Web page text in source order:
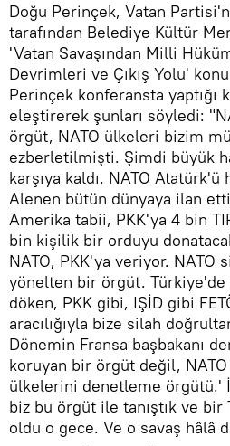
Doğu Perinçek, Vatan
tarafından Belediye Kültür
'Vatan Savaşından Milli
Devrimleri ve Çıkış Yolu'
Perinçek konferansta yaptığı
eleştirerek şunları söyledi:
örgüt, NATO ülkeleri bizim
ezberletilmişti. Şimdi büyük
karşıya kaldı. NATO
Alenen bütün dünyaya ilan
Amerika tabii, PKK'ya 4 bin
bin kişilik bir orduyu
NATO, PKK'ya veriyor. NATO
yönelten bir örgüt. Türkiye'de
döken, PKK gibi, IŞİD gibi
aracılığıyla bize silah
Dönemin Fransa başbakanı
koruyan bir örgüt değil,
ülkelerini denetleme örgütü.'
biz bu örgüt ile tanıştık ve bir
oldu o gece. Ve o savaş hâlâ